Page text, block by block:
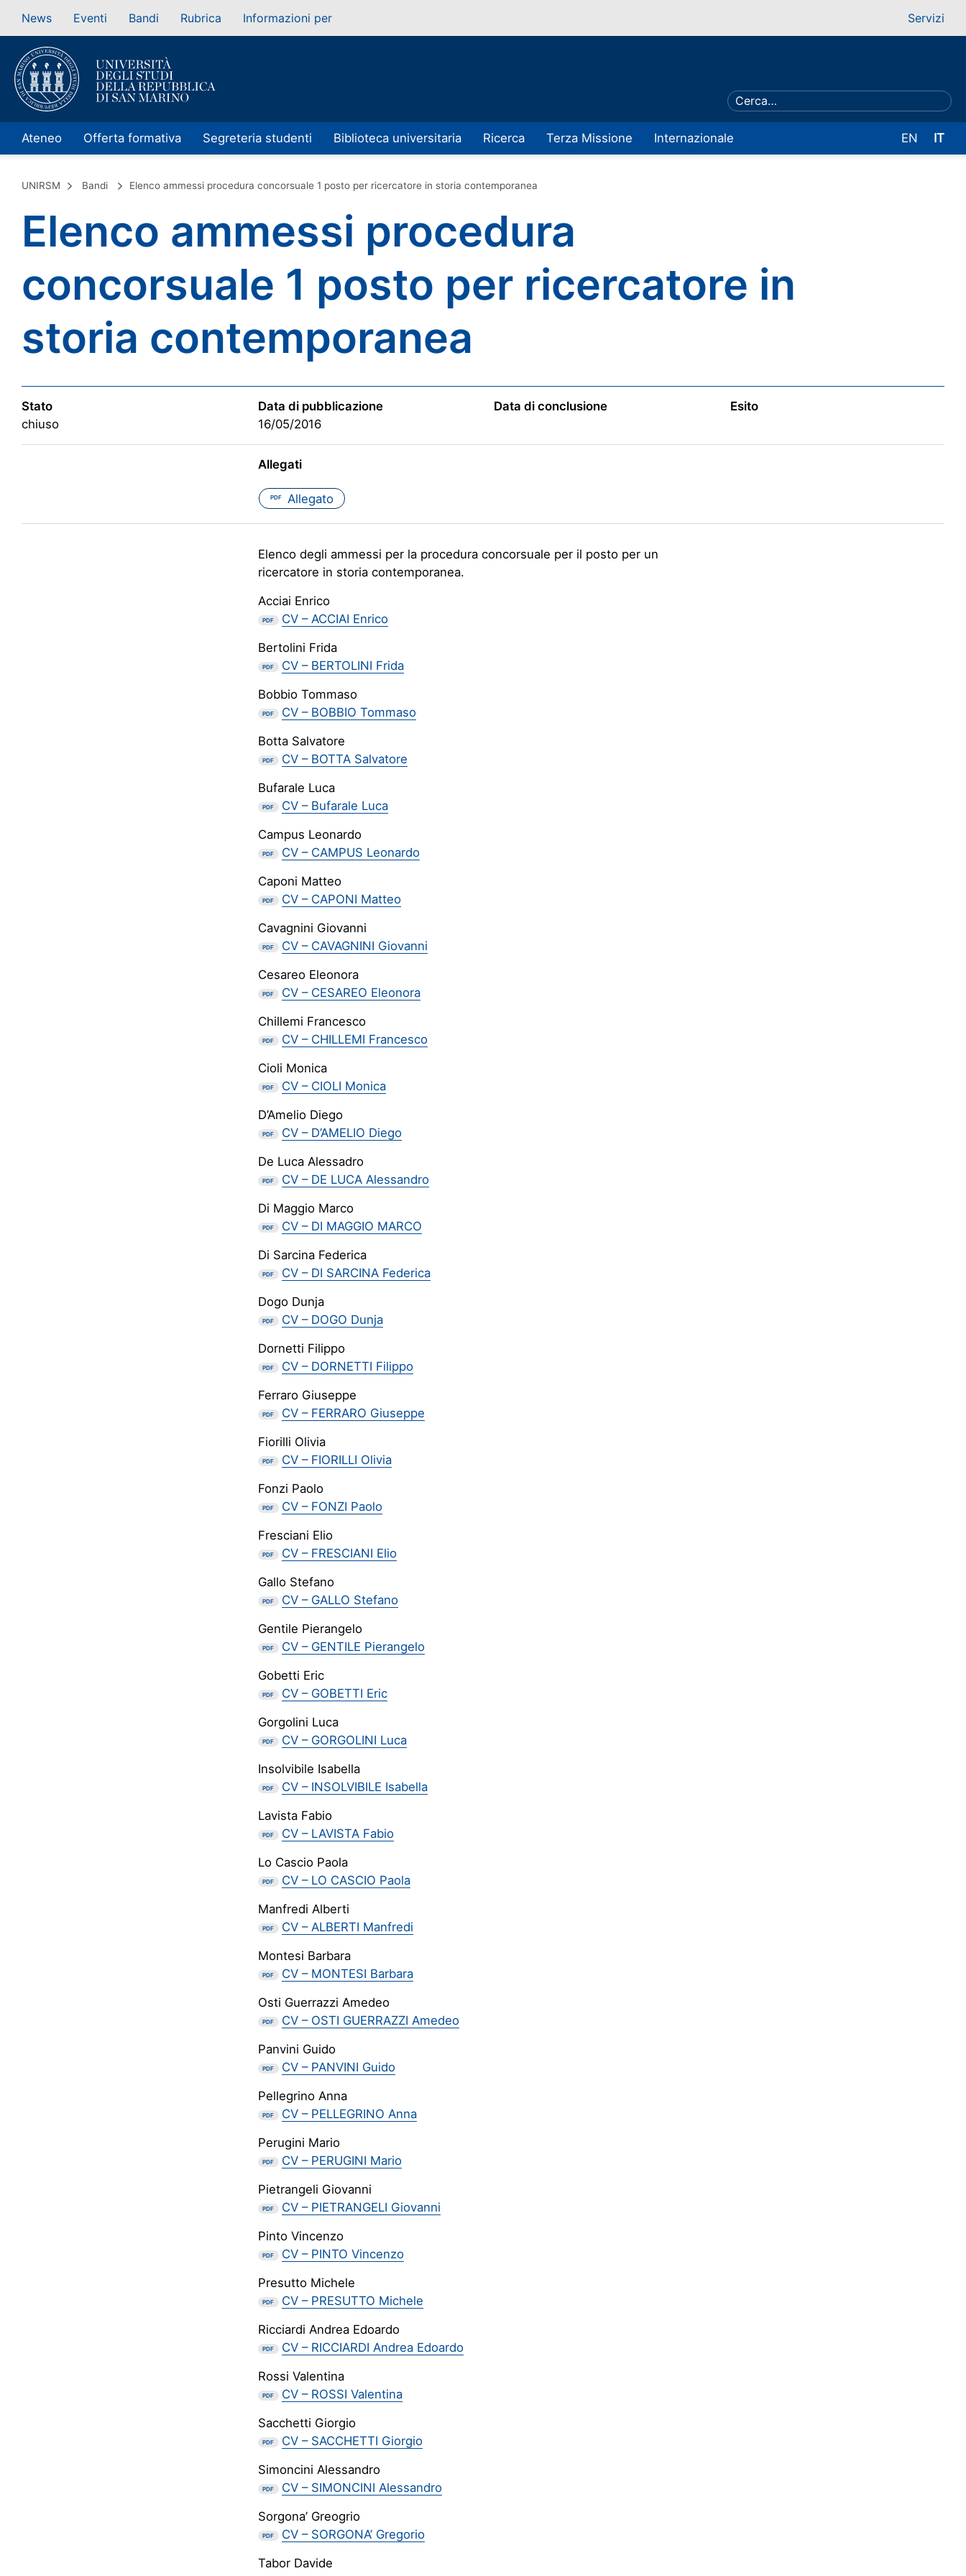
News Eventi Bandi Rubrica Informazioni per Servizi
Ateneo Offerta formativa Segreteria studenti Biblioteca universitaria Ricerca Terza Missione Internazionale EN IT
UNIRSM Bandi Elenco ammessi procedura concorsuale 1 posto per ricercatore in storia contemporanea
Elenco ammessi procedura
concorsuale 1 posto per ricercatore in
storia contemporanea
Stato
chiuso
Data di pubblicazione
16/05/2016
Data di conclusione Esito
Allegati
PDF Allegato
Elenco degli ammessi per la procedura concorsuale per il posto per un
ricercatore in storia contemporanea.
Acciai Enrico
PDF
CV – ACCIAI Enrico
Bertolini Frida
PDF
CV – BERTOLINI Frida
Bobbio Tommaso
PDF
CV – BOBBIO Tommaso
Botta Salvatore
PDF
CV – BOTTA Salvatore
Bufarale Luca
PDF
CV – Bufarale Luca
Campus Leonardo
PDF
CV – CAMPUS Leonardo
Caponi Matteo
PDF
CV – CAPONI Matteo
Cavagnini Giovanni
PDF
CV – CAVAGNINI Giovanni
Cesareo Eleonora
PDF
CV – CESAREO Eleonora
Chillemi Francesco
PDF
CV – CHILLEMI Francesco
Cioli Monica
PDF
CV – CIOLI Monica
D’Amelio Diego
PDF
CV – D’AMELIO Diego
De Luca Alessadro
PDF
CV – DE LUCA Alessandro
Di Maggio Marco
PDF
CV – DI MAGGIO MARCO
Di Sarcina Federica
PDF
CV – DI SARCINA Federica
Dogo Dunja
PDF
CV – DOGO Dunja
Dornetti Filippo
PDF
CV – DORNETTI Filippo
Ferraro Giuseppe
PDF
CV – FERRARO Giuseppe
Fiorilli Olivia
PDF
CV – FIORILLI Olivia
Fonzi Paolo
PDF
CV – FONZI Paolo
Fresciani Elio
PDF
CV – FRESCIANI Elio
Gallo Stefano
PDF
CV – GALLO Stefano
Gentile Pierangelo
PDF
CV – GENTILE Pierangelo
Gobetti Eric
PDF
CV – GOBETTI Eric
Gorgolini Luca
PDF
CV – GORGOLINI Luca
Insolvibile Isabella
PDF
CV – INSOLVIBILE Isabella
Lavista Fabio
PDF
CV – LAVISTA Fabio
Lo Cascio Paola
PDF
CV – LO CASCIO Paola
Manfredi Alberti
PDF
CV – ALBERTI Manfredi
Montesi Barbara
PDF
CV – MONTESI Barbara
Osti Guerrazzi Amedeo
PDF
CV – OSTI GUERRAZZI Amedeo
Panvini Guido
PDF
CV – PANVINI Guido
Pellegrino Anna
PDF
CV – PELLEGRINO Anna
Perugini Mario
PDF
CV – PERUGINI Mario
Pietrangeli Giovanni
PDF
CV – PIETRANGELI Giovanni
Pinto Vincenzo
PDF
CV – PINTO Vincenzo
Presutto Michele
PDF
CV – PRESUTTO Michele
Ricciardi Andrea Edoardo
PDF
CV – RICCIARDI Andrea Edoardo
Rossi Valentina
PDF
CV – ROSSI Valentina
Sacchetti Giorgio
PDF
CV – SACCHETTI Giorgio
Simoncini Alessandro
PDF
CV – SIMONCINI Alessandro
Sorgona’ Greogrio
PDF
CV – SORGONA’ Gregorio
Tabor Davide